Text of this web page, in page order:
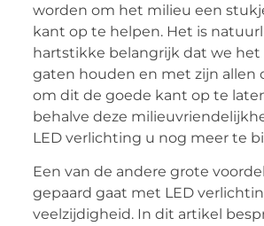
worden om het milieu een
kant op te helpen. Het is
hartstikke belangrijk dat we het
gaten houden en met zijn allen
om dit de goede kant op te
behalve deze
LED verlichting u nog meer te
Een van de andere grote
gepaard gaat met LED
veelzijdigheid. In dit artikel